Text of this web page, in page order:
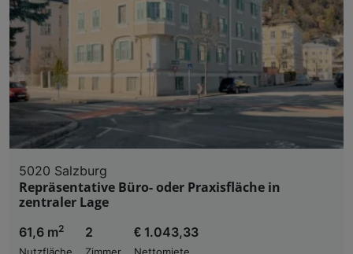
5020 Salzburg
Repräsentative Büro- oder Praxisfläche in
zentraler Lage
61,6 m2
2 € 1.043,33